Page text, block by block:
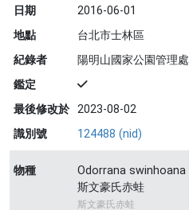
日期
2016-06-01
地點
台北市士林區
紀錄者
陽明山國家公園管理處
鑑定
最後修改於 2023-08-02
識別號
124488 (nid)
物種
Odorrana swinhoana
斯文豪氏赤蛙
斯文豪氏赤蛙